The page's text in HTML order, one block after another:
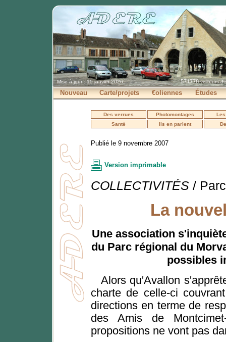
Mise à jour : 15 janvier 2026 571778visiteurs
Nouveau Carte/projets €oliennes Études
Des verrues Photomontages
Santé
Ils en parlent
Publié le 9 novembre 2007
Version imprimable
COLLECTIVITÉS /
La
Une association
du Parc régional du
possibles
Alors qu'Avallon
charte de celle-ci
directions en terme de
des Amis de
propositions ne vont pas